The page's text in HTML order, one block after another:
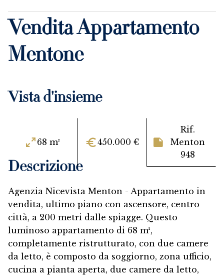
Vendita Appartamento
Mentone
Vista d'insieme
68 m² 450.000 €
Rif.
Menton
948
Descrizione
Agenzia Nicevista Menton - Appartamento in
vendita, ultimo piano con ascensore, centro
città, a 200 metri dalle spiagge. Questo
luminoso appartamento di 68 m²,
completamente ristrutturato, con due camere
da letto, è composto da soggiorno, zona ufficio,
cucina a pianta aperta, due camere da letto,